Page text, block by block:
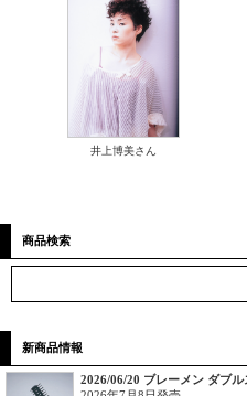
井上博美さん
商品検索
新商品情報
2026/06/20 ブレーメン ダブ